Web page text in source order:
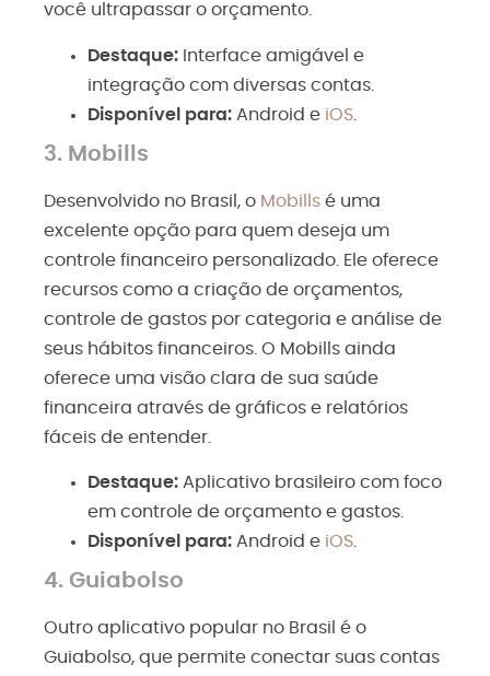
você ultrapassar o orçamento.
Destaque: Interface amigável e
integração com diversas contas.
Disponível para: Android e iOS
3. Mobills
Desenvolvido no Brasil, o Mobills é uma
excelente opção para quem deseja um
controle financeiro personalizado. Ele oferece
recursos como a criação de orçamentos,
controle de gastos por categoria e análise de
seus hábitos financeiros. O Mobills ainda
oferece uma visão clara de sua saúde
financeira através de gráficos e relatórios
fáceis de entender.
Destaque: Aplicativo brasileiro com foco
em controle de orçamento e gastos.
Disponível para: Android e iOS
4. Guiabolso
Outro aplicativo popular no Brasil é o
Guiabolso, que permite conectar suas contas